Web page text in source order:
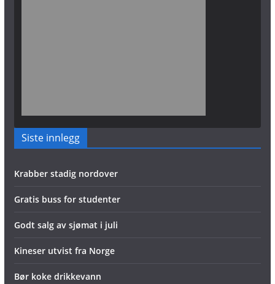
Siste innlegg
Krabber stadig nordover
Gratis buss for studenter
Godt salg av sjømat i juli
Kineser utvist fra Norge
Bør koke drikkevann